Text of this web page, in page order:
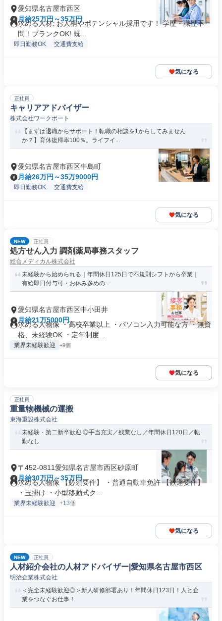
愛知県名古屋市西区
月給25万円～35万円
求める人材: お人柄やポテンシャル採用です！ 学歴・職歴不
問！ブランクOK! 既...
即日勤務OK 交通費支給
気になる
正社員
キャリアアドバイザー
株式会社ワークポート
【まずは退職からサポート！転職の相談を1からしてみません
か？】育休復帰率100％。ライフイ...
愛知県名古屋市西区牛島町
月給26万円～35万9000円
即日勤務OK 交通費支給
気になる
NEW 正社員
処方せん入力 調剤薬局事務スタッフ
総合メディカル株式会社
未経験から始められる｜年間休日125日で不規則シフトから卒業｜
有給即日付与可・お休み多めの...
愛知県名古屋市西区中小田井
月給21万5000円
求める人物像 ・高校卒業以上 ・パソコン入力可能な方 ・無資
格、未経験OK ・定年制度...
業界未経験歓迎 +9個
気になる
正社員
重量物機械の運搬
東海重設株式会社
未経験・第二新卒歓迎 ◎手当充実／残業なし／年間休日120日／転
勤なし
〒452-0811愛知県名古屋市西区砂原町
月給30万円～35万円
求める人物像 【必須要件】 ・普通自動車免許 【歓迎要件】
・玉掛け ・小型移動式ク...
業界未経験歓迎 +13個
気になる
NEW 正社員
人材紹介会社の人材アドバイザー|愛知県名古屋市西区
明治企業株式会社
＜完全未経験歓迎◎＞新人研修部署あり！年間休日123日！人と企
業をつなぐお仕事！